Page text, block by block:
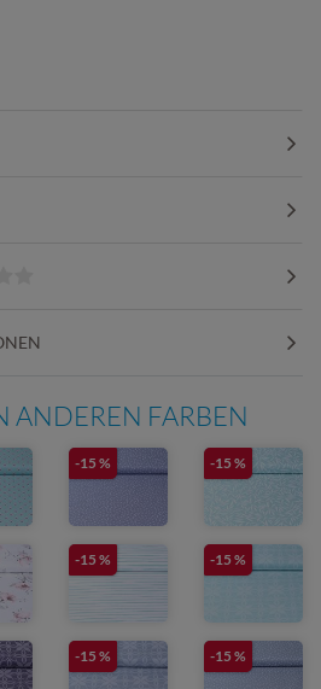
ANDEREN FARBEN
-15 % -15 %
-15 % -15 %
-15 % -15 %